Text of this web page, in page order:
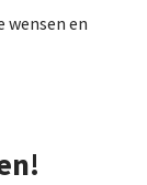
wensen en